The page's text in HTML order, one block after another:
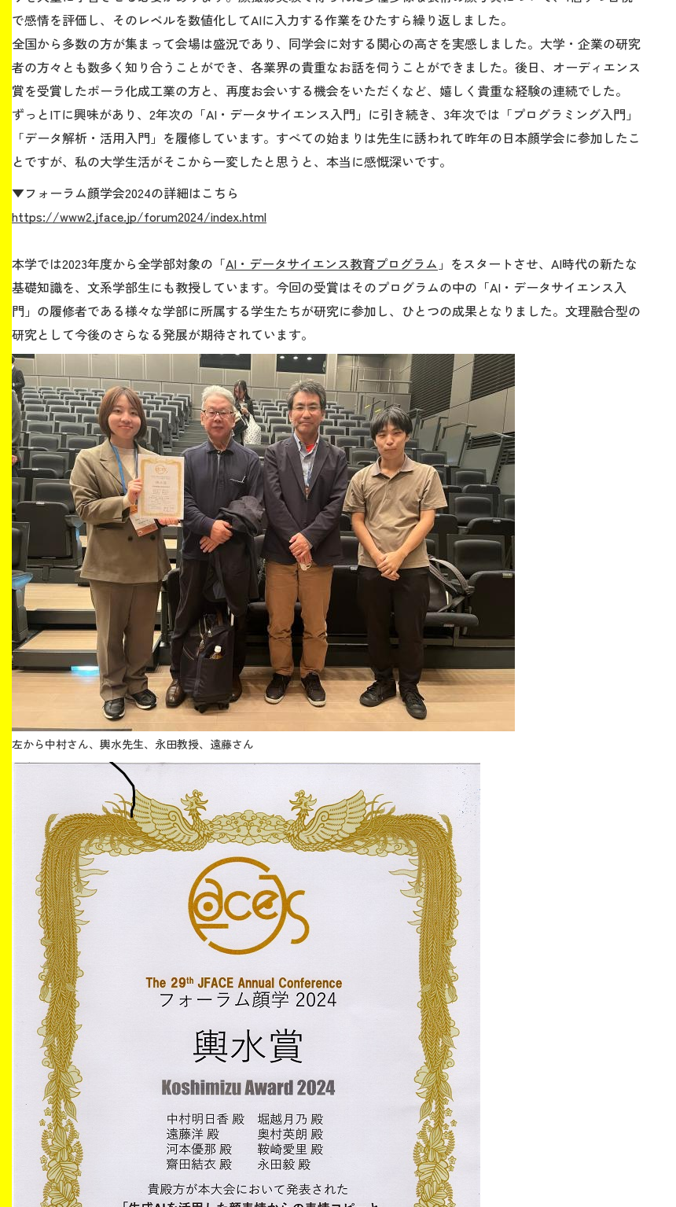
で感情を評価し、そのレベルを数値化してAIに入力する作業をひたすら繰り返しました。
全国から多数の方が集まって会場は盛況であり、同学会に対する関心の高さを実感しました。大学・企業の研究
者の方々とも数多く知り合うことができ、各業界の貴重なお話を伺うことができました。後日、オーディエンス
賞を受賞したポーラ化成工業の方と、再度お会いする機会をいただくなど、嬉しく貴重な経験の連続でした。
ずっとITに興味があり、2年次の「AI・データサイエンス入門」に引き続き、3年次では「プログラミング入門」
「データ解析・活用入門」を履修しています。すべての始まりは先生に誘われて昨年の日本顔学会に参加したこ
とですが、私の大学生活がそこから一変したと思うと、本当に感慨深いです。
▼フォーラム顔学会2024の詳細はこちら
https://www2.jface.jp/forum2024/index.html
本学では2023年度から全学部対象の「AI・データサイエンス教育プログラム 」をスタートさせ、AI時代の新たな
基礎知識を、文系学部生にも教授しています。今回の受賞はそのプログラムの中の「AI・データサイエンス入
門」の履修者である様々な学部に所属する学生たちが研究に参加し、ひとつの成果となりました。文理融合型の
研究として今後のさらなる発展が期待されています。
左から中村さん、輿水先生、永田教授、遠藤さん